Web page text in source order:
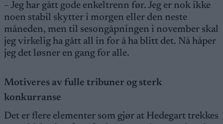
– Jeg har gått gode enkeltrenn før. Jeg er nok ikke
noen stabil skytter i morgen eller den neste
måneden, men til sesongåpningen i november skal
jeg virkelig ha gått all in for å ha blitt det. Nå håper
jeg det løsner en gang for alle.
Motiveres av fulle tribuner og sterk
konkurranse
Det er flere elementer som gjør at Hedegart trekkes